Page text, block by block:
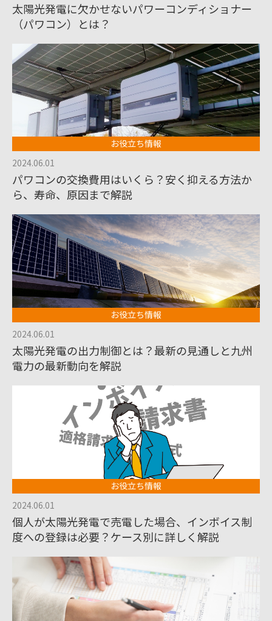
太陽光発電に欠かせないパワーコンディショナー
（パワコン）とは？
お役立ち情報
2024.06.01
パワコンの交換費用はいくら？安く抑える方法か
ら、寿命、原因まで解説
お役立ち情報
2024.06.01
太陽光発電の出力制御とは？最新の見通しと九州
電力の最新動向を解説
お役立ち情報
2024.06.01
個人が太陽光発電で売電した場合、インボイス制
度への登録は必要？ケース別に詳しく解説